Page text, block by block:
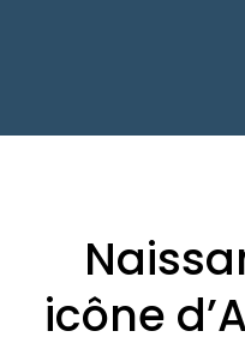
icône